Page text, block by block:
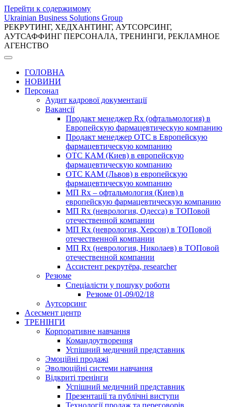
Перейти к содержимому
Ukrainian Business Solutions Group
РЕКРУТИНГ, ХЕДХАНТИНГ, АУТСОРСИНГ,
АУТСАФФИНГ ПЕРСОНАЛА, ТРЕНИНГИ, РЕКЛАМНОЕ
АГЕНСТВО
ГОЛОВНА
НОВИНИ
Персонал
Аудит кадрової документації
Вакансії
Продакт менеджер Rx (офтальмология) в
Европейскую фармацевтическую компанию
Продакт менеджер ОТС в Европейскую
фармацевтическую компанию
ОТС КАМ (Киев) в европейскую
фармацевтическую компанию
ОТС КАМ (Львов) в европейскую
фармацевтическую компанию
МП Rx – офтальмология (Киев) в
европейскую фармацевтическую компанию
МП Rx (неврология, Одесса) в ТОПовой
отечественной компании
МП Rx (неврология, Херсон) в ТОПовой
отечественной компании
МП Rx (неврология, Николаев) в ТОПовой
отечественной компании
Ассистент рекрутёра, researcher
Резюме
Cпеціалісти у пошуку роботи
Резюме 01-09/02/18
Аутсорсинг
Асесмент центр
ТРЕНІНГИ
Корпоративне навчання
Командоутворення
Успішний медичний представник
Эмоційні продажі
Эволюційні системи навчання
Відкриті тренінги
Успішний медичний представник
Презентації та публічні виступи
Технології продаж та переговорів